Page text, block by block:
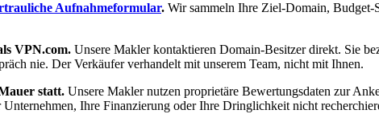
Aufnahmeformular. Wir sammeln Ihre Ziel-Domain, Budget-
VPN.com. Unsere Makler kontaktieren Domain-Besitzer direkt. Sie
nie. Der Verkäufer verhandelt mit unserem Team, nicht mit Ihnen.
statt. Unsere Makler nutzen proprietäre Bewertungsdaten zur
Ihre Finanzierung oder Ihre Dringlichkeit nicht